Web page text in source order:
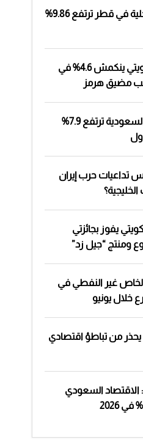
السيولة المحلية في قطر ترتفع 9.86%
الاقتصاد الكويتي ينكمش 4.6% في
مضيق هرمز
أرباح البنوك السعودية ترتفع 7.9%
حرب إيران
الخليجية؟
يفوز بجائزتي
ومنتج “جيل زد”
غير النفطي في
خلال يونيو
يحذر من تباطؤ اقتصادي
الاقتصاد السعودي